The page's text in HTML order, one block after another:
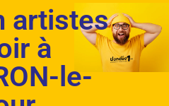
artistes
à
le-